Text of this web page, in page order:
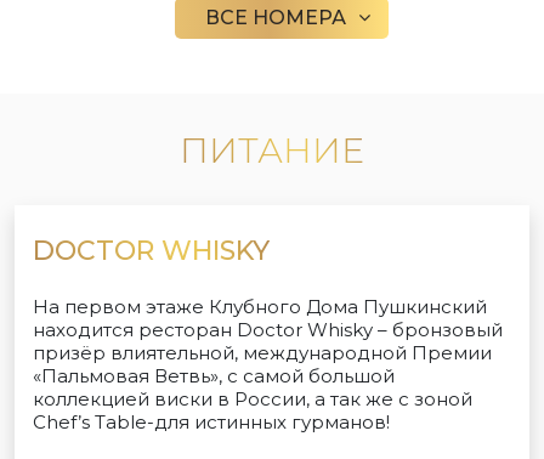
ВСЕ НОМЕРА
ПИТАНИЕ
DOCTOR WHISKY
На первом этаже Клубного Дома Пушкинский
находится ресторан Doctor Whisky – бронзовый
призёр влиятельной, международной Премии
«Пальмовая Ветвь», с самой большой
коллекцией виски в России, а так же с зоной
Chef’s Table-для истинных гурманов!